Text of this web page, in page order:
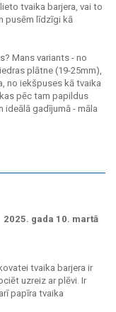
tvaika barjera, vai to
pusēm līdzīgi kā
Mans variants - no
plātne (19-25mm),
no iekšpuses kā tvaika
pēc tam papildus
ideālā gadījumā - māla
2025. gada 10. martā
tvaika barjera ir
uzreiz ar plēvi. Ir
papīra tvaika